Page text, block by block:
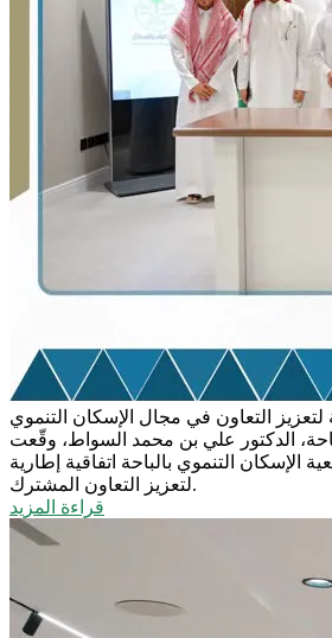
لتعزيز التعاون في مجال الإسكان التنموي
الدكتور علي بن محمد السواط، وقّعت
الإسكان التنموي بالباحة اتفاقية إطارية
لتعزيز التعاون المشترك.
قراءة المزيد